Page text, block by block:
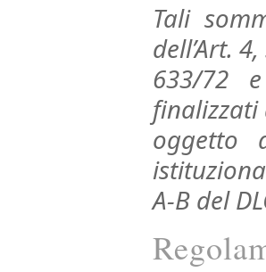
Tali
dell’Art.
633/72
finalizzati
oggetto
A-B del